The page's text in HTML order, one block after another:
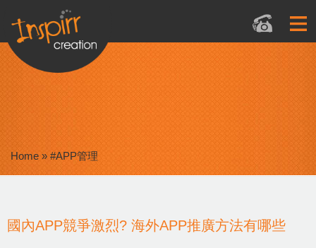
Home » #APP管理
國內APP競爭激烈? 海外APP推廣方法有哪些